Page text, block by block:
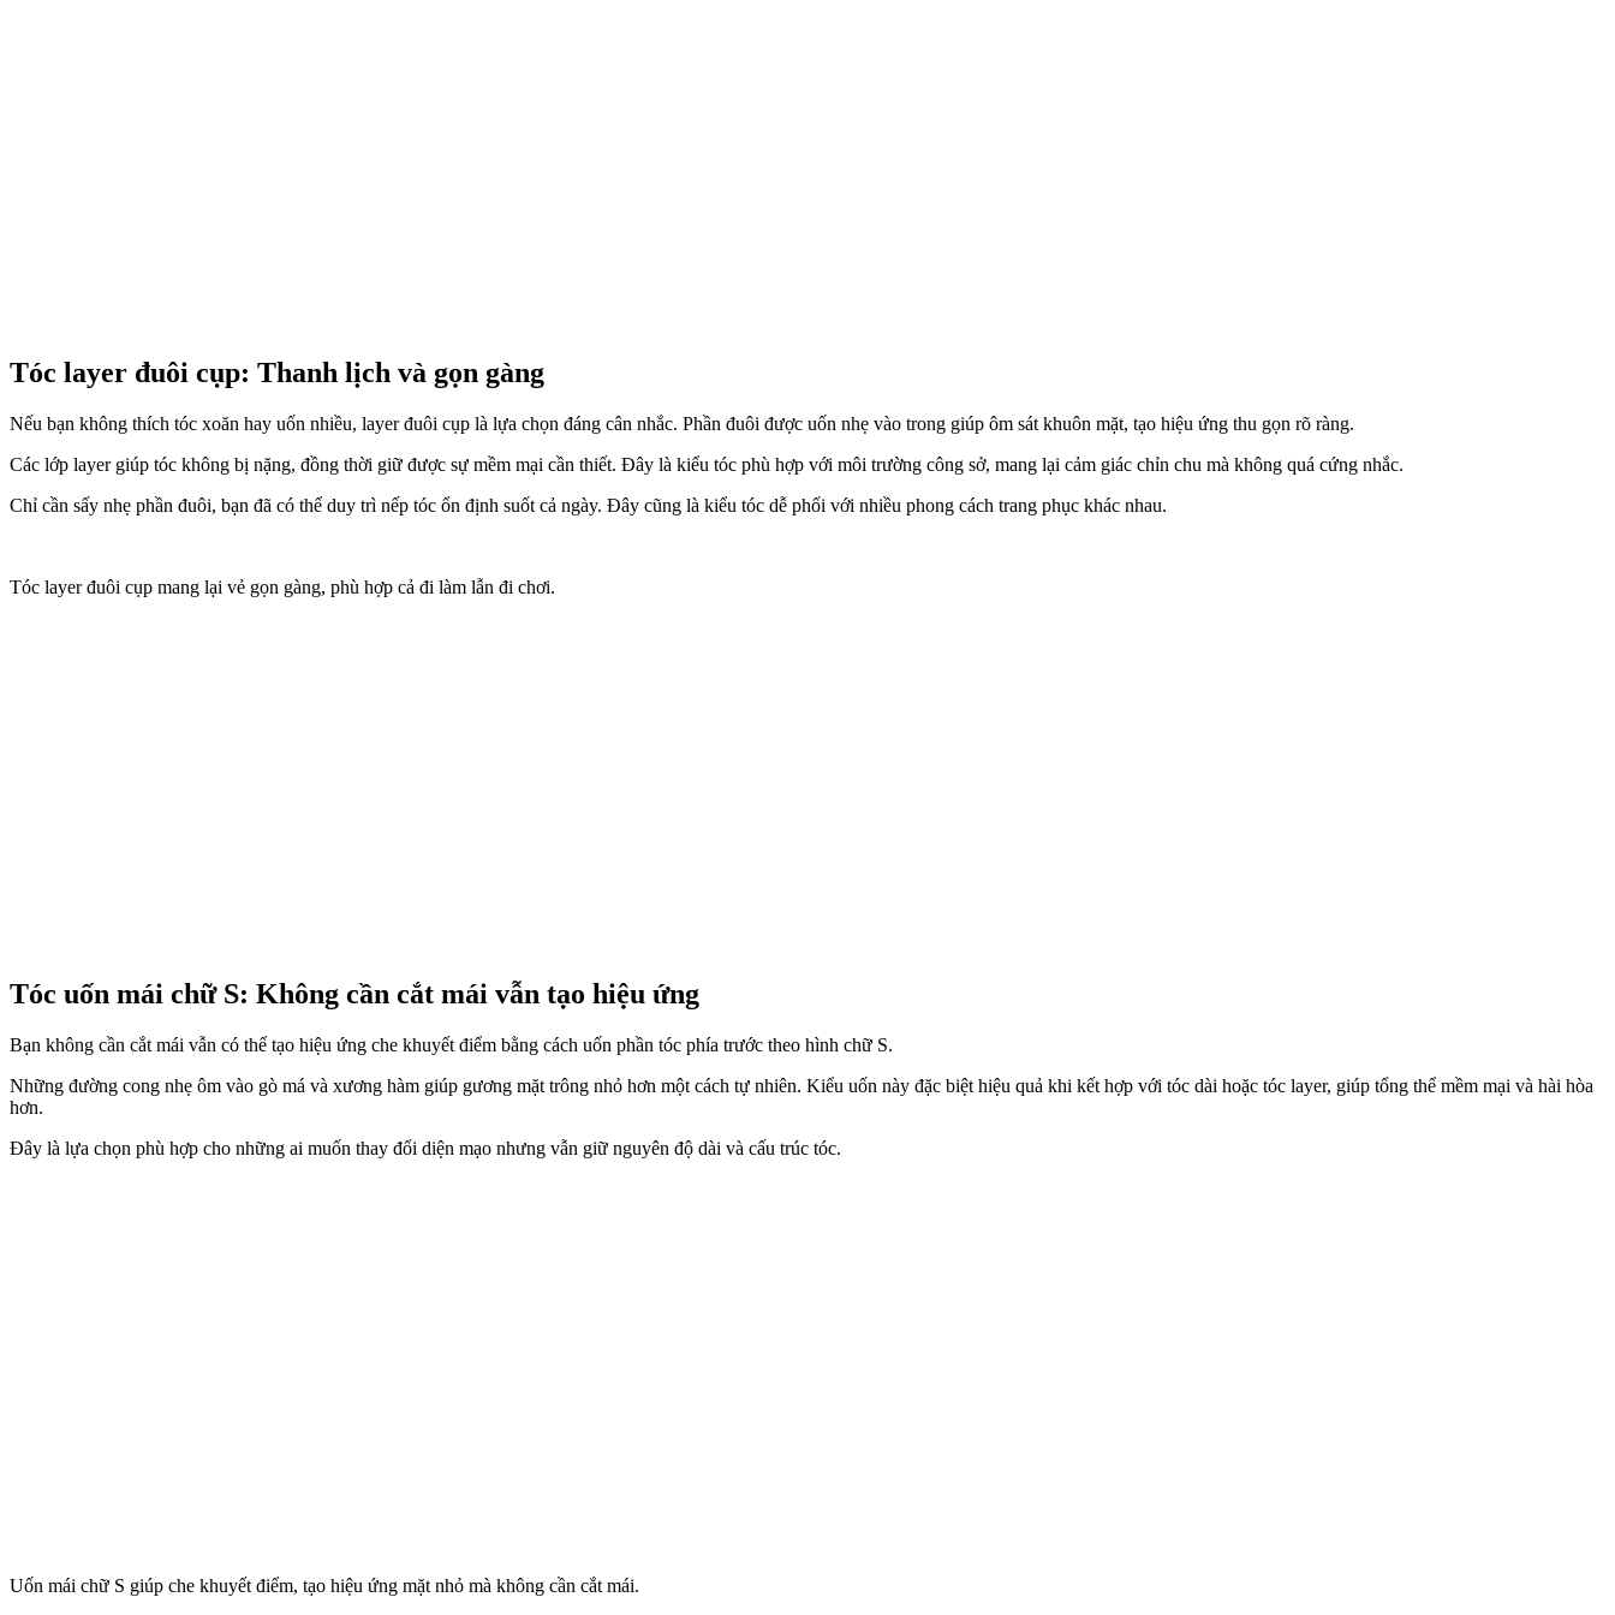
Tóc layer đuôi cụp: Thanh lịch và gọn gàng
Nếu bạn không thích tóc xoăn hay uốn nhiều, layer đuôi cụp là lựa chọn đáng cân nhắc. Phần đuôi được uốn nhẹ vào trong giúp ôm sát khuôn mặt, tạo hiệu ứng thu gọn rõ ràng.
Các lớp layer giúp tóc không bị nặng, đồng thời giữ được sự mềm mại cần thiết. Đây là kiểu tóc phù hợp với môi trường công sở, mang lại cảm giác chỉn chu mà không quá cứng nhắc.
Chỉ cần sấy nhẹ phần đuôi, bạn đã có thể duy trì nếp tóc ổn định suốt cả ngày. Đây cũng là kiểu tóc dễ phối với nhiều phong cách trang phục khác nhau.
Tóc layer đuôi cụp mang lại vẻ gọn gàng, phù hợp cả đi làm lẫn đi chơi.
Tóc uốn mái chữ S: Không cần cắt mái vẫn tạo hiệu ứng
Bạn không cần cắt mái vẫn có thể tạo hiệu ứng che khuyết điểm bằng cách uốn phần tóc phía trước theo hình chữ S.
Những đường cong nhẹ ôm vào gò má và xương hàm giúp gương mặt trông nhỏ hơn một cách tự nhiên. Kiểu uốn này đặc biệt hiệu quả khi kết hợp với tóc dài hoặc tóc layer, giúp tổng thể mềm mại và hài hòa
hơn.
Đây là lựa chọn phù hợp cho những ai muốn thay đổi diện mạo nhưng vẫn giữ nguyên độ dài và cấu trúc tóc.
Uốn mái chữ S giúp che khuyết điểm, tạo hiệu ứng mặt nhỏ mà không cần cắt mái.